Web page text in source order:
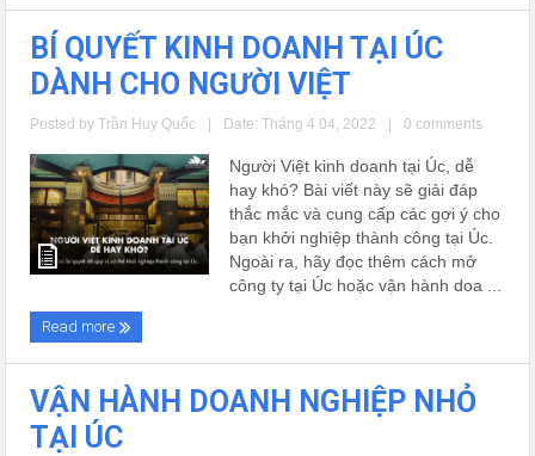
BÍ QUYẾT KINH DOANH TẠI ÚC
DÀNH CHO NGƯỜI VIỆT
Posted byTrần Huy Quốc Date: Tháng 4 04, 2022 0 comments
Người Việt kinh doanh tại Úc, dễ
hay khó? Bài viết này sẽ giải đáp
thắc mắc và cung cấp các gợi ý cho
bạn khởi nghiệp thành công tại Úc.
Ngoài ra, hãy đọc thêm cách mở
công ty tại Úc hoặc vận hành doa ...
Read more
VẬN HÀNH DOANH NGHIỆP NHỎ
TẠI ÚC